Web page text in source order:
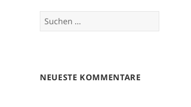
Suchen
nach:
NEUESTE KOMMENTARE